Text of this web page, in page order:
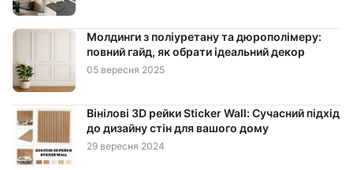
Молдинги з поліуретану та дюрополімеру:
повний гайд, як обрати ідеальний декор
05 вересня 2025
Вінілові 3D рейки Sticker Wall: Сучасний підхід
до дизайну стін для вашого дому
29 вересня 2024